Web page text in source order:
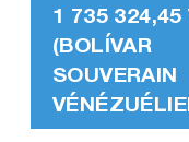
1 735 324,45
(BOLÍVAR
SOUVERAIN